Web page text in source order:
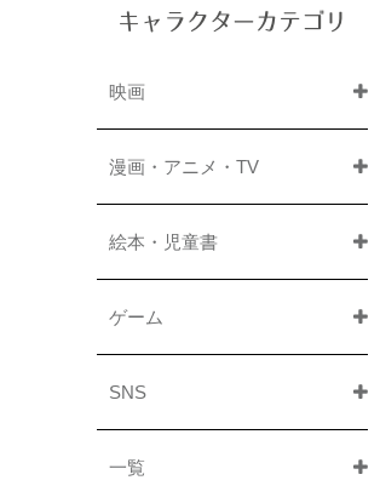
キャラクターカテゴリ
映画
漫画・アニメ・TV
絵本・児童書
ゲーム
SNS
一覧